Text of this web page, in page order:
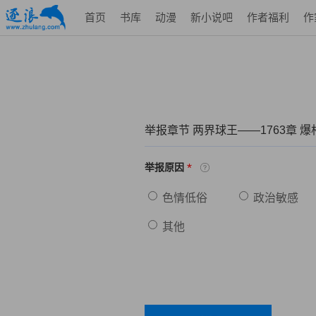
首页 书库 动漫 新小说吧 作者福利 作
举报章节 两界球王——1763章 爆
举报原因 *
色情低俗 政治敏感
其他